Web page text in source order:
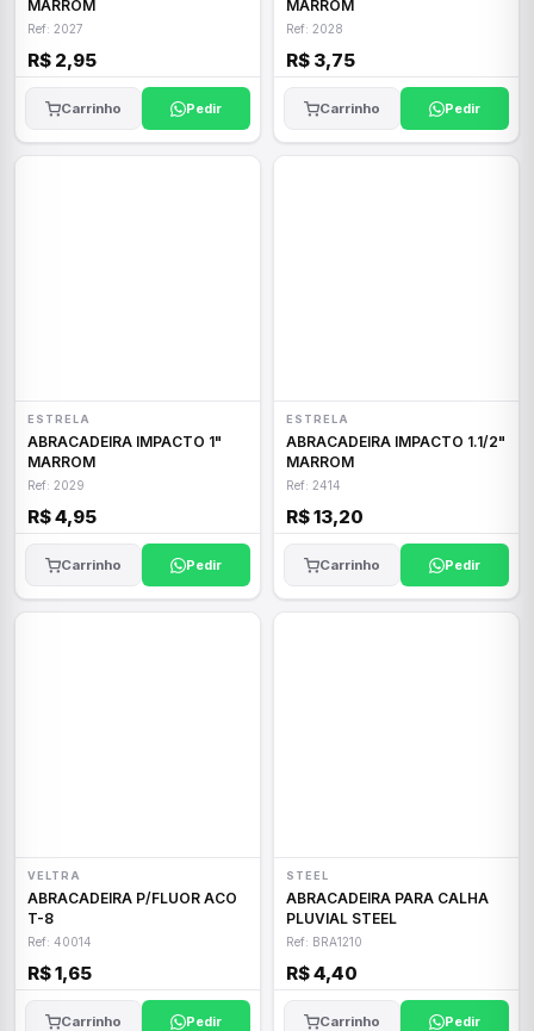
MARROM
Ref: 2027
R$ 2,95
Carrinho Pedir
MARROM
Ref: 2028
R$ 3,75
Carrinho Pedir
ESTRELA
ABRACADEIRA IMPACTO 1"
MARROM
Ref: 2029
R$ 4,95
Carrinho Pedir
ESTRELA
ABRACADEIRA IMPACTO 1.1/2"
MARROM
Ref: 2414
R$ 13,20
Carrinho Pedir
VELTRA
ABRACADEIRA P/FLUOR ACO
T-8
Ref: 40014
R$ 1,65
Carrinho Pedir
STEEL
ABRACADEIRA PARA CALHA
PLUVIAL STEEL
Ref: BRA1210
R$ 4,40
Carrinho Pedir